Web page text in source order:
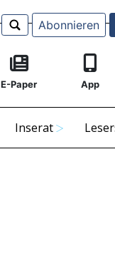
Abonnieren
E-Paper App
Inserat